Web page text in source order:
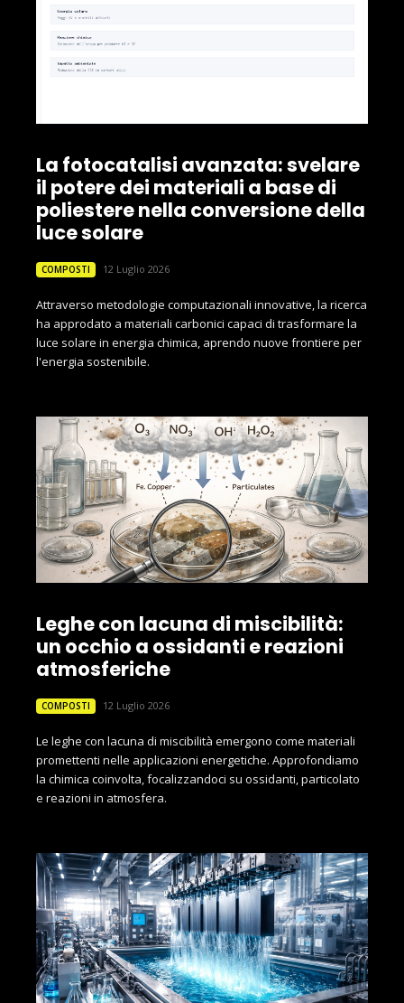
La fotocatalisi avanzata: svelare
il potere dei materiali a base di
poliestere nella conversione della
luce solare
COMPOSTI 12 Luglio 2026
Attraverso metodologie computazionali innovative, la ricerca
ha approdato a materiali carbonici capaci di trasformare la
luce solare in energia chimica, aprendo nuove frontiere per
l'energia sostenibile.
Leghe con lacuna di miscibilità:
un occhio a ossidanti e reazioni
atmosferiche
COMPOSTI 12 Luglio 2026
Le leghe con lacuna di miscibilità emergono come materiali
promettenti nelle applicazioni energetiche. Approfondiamo
la chimica coinvolta, focalizzandoci su ossidanti, particolato
e reazioni in atmosfera.